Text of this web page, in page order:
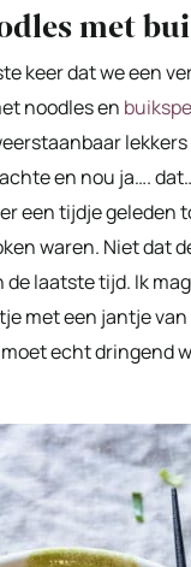
met
keer dat we een
noodles en
en nou ja….
een tijdje geleden
waren. Niet dat
laatste tijd. Ik
met een jantje
echt dringend